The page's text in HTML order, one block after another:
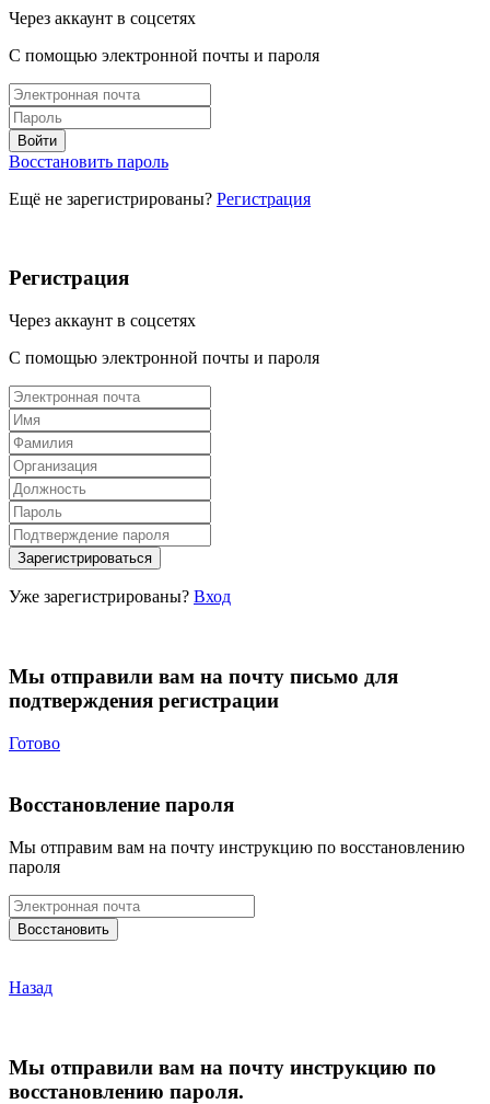
Через аккаунт в соцсетях
С помощью электронной почты и пароля
Восстановить пароль
Ещё не зарегистрированы? Регистрация
Регистрация
Через аккаунт в соцсетях
С помощью электронной почты и пароля
Уже зарегистрированы? Вход
Мы отправили вам на почту письмо для
подтверждения регистрации
Готово
Восстановление пароля
Мы отправим вам на почту инструкцию по восстановлению
пароля
Назад
Мы отправили вам на почту инструкцию по
восстановлению пароля.